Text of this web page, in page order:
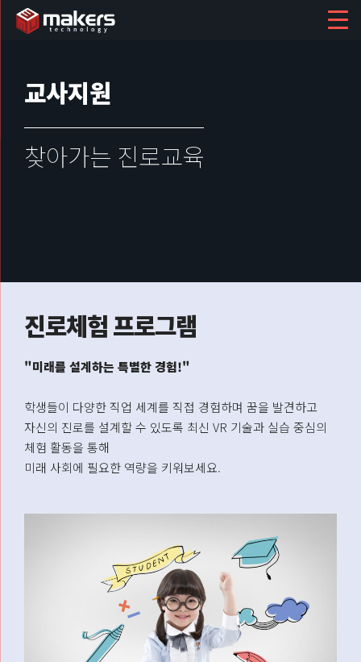
교사지원
찾아가는 진로교육
진로체험 프로그램
"미래를 설계하는 특별한 경험!"
학생들이 다양한 직업 세계를 직접 경험하며 꿈을 발견하고
자신의 진로를 설계할 수 있도록 최신 VR 기술과 실습 중심의
체험 활동을 통해
미래 사회에 필요한 역량을 키워보세요.